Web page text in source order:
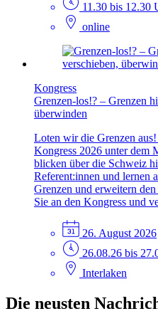
11.30 bis 12.30
online
Kongress
Grenzen-los!? – Grenzen
überwinden
Loten wir die Grenzen
Kongress 2026 unter dem
blicken über die Schweiz
Referent:innen und lernen
Grenzen und erweitern
Sie an den Kongress und
26. August 2026
26.08.26 bis
Interlaken
Die neusten